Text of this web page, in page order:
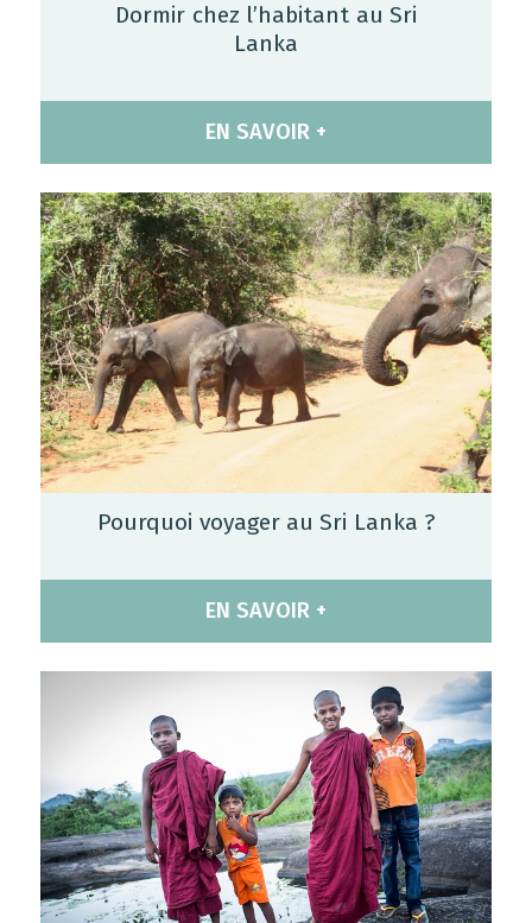
Dormir chez l’habitant au Sri
Lanka
EN SAVOIR +
Pourquoi voyager au Sri Lanka ?
EN SAVOIR +